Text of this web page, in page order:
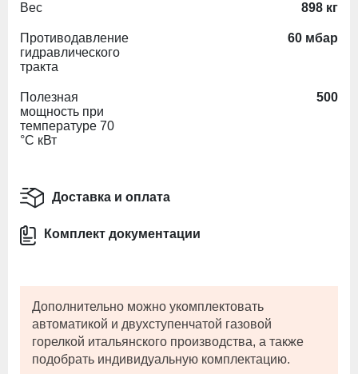
Вес 898 кг
Противодавление
гидравлического
тракта
60 мбар
Полезная
мощность при
температуре 70
°C кВт
500
Доставка и оплата
Комплект документации
Дополнительно можно укомплектовать
автоматикой и двухступенчатой газовой
горелкой итальянского производства, а также
подобрать индивидуальную комплектацию.